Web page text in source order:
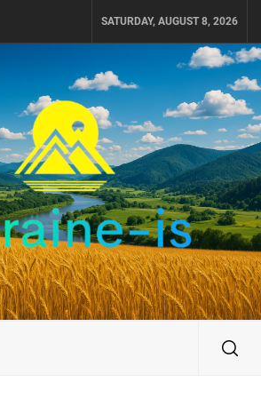
SATURDAY, AUGUST 8, 2026
IS
ПО УКРАИНЕ